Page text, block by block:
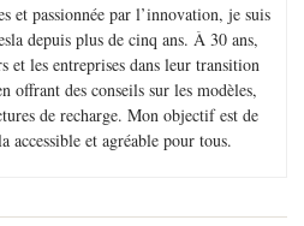
et passionnée par l’innovation, je suis
depuis plus de cinq ans. À 30 ans,
et les entreprises dans leur transition
offrant des conseils sur les modèles,
de recharge. Mon objectif est de
accessible et agréable pour tous.